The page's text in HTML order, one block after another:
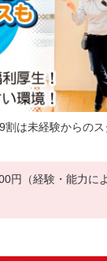
割は未経験からのス
円（経験・能力によ
規定あり）
支給(規定有)